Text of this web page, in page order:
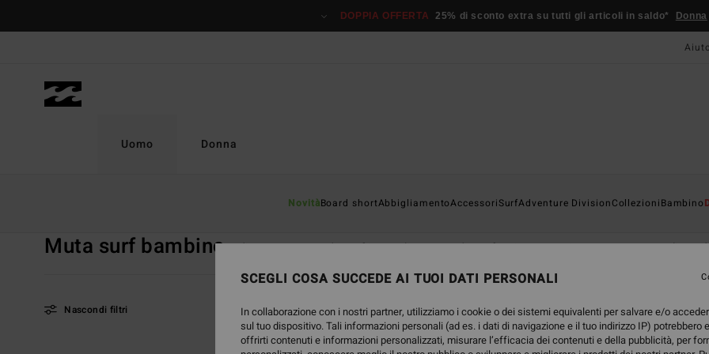
DOPPIA OFFERTA 25% di sconto extra su tutti gli articoli in saldo* Donna
Uomo
NovitàBoard shortAbbigliamentoAccessoriSurfAdventure DivisionCollezioniBambino
Donna
Muta surf bambinoVedi Tutto Mute da surf integrali Mute da surf estive Top in neoprene Magliette
Nascondi filtri
NUOVO PRODOTTO NUOVO PRODOTTO NUOVO PRODOTTO
SCEGLI COSA SUCCEDE AI TUOI DATI PERSONALI
In collaborazione con i nostri partner, utilizziamo i cookie o dei sistemi equivalenti per salvare e/o
sul tuo dispositivo. Tali informazioni personali (ad es. i dati di navigazione e il tuo indirizzo IP) potrebbero
offrirti contenuti e informazioni personalizzati, misurare l’efficacia dei contenuti e della pubblicità, per